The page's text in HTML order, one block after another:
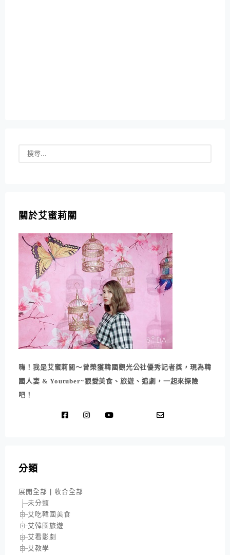
關於艾蜜莉關
嗨！我是艾蜜莉關～曾榮獲韓國觀光公社優秀記者獎，現為韓
國人妻 & Youtuber~狠愛美食、旅遊、追劇，一起來探險
吧！
分類
展開全部
收合全部
未分類
艾吃韓國美食
艾韓國旅遊
艾看影劇
艾教學